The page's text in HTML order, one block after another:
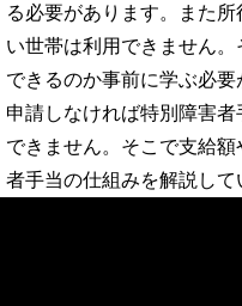
る必要があります。また
い世帯は利用できません
できるのか事前に学ぶ必要
申請しなければ特別障害
できません。そこで支給
者手当の仕組みを解説して